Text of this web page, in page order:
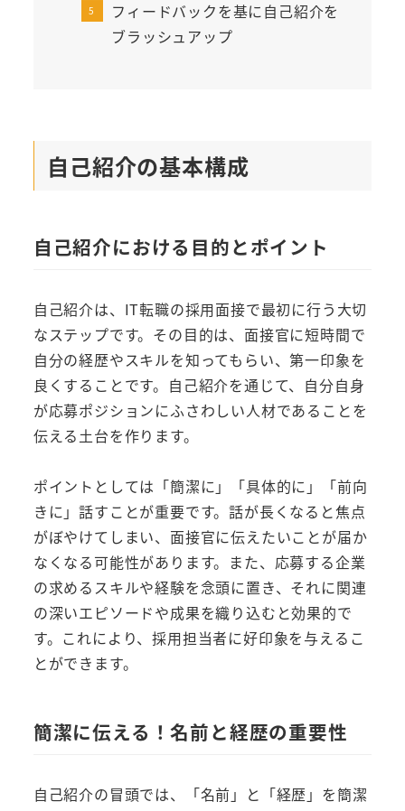
フィードバックを基に自己紹介を
ブラッシュアップ
自己紹介の基本構成
自己紹介における目的とポイント
自己紹介は、IT転職の採用面接で最初に行う大切
なステップです。その目的は、面接官に短時間で
自分の経歴やスキルを知ってもらい、第一印象を
良くすることです。自己紹介を通じて、自分自身
が応募ポジションにふさわしい人材であることを
伝える土台を作ります。
ポイントとしては「簡潔に」「具体的に」「前向
きに」話すことが重要です。話が長くなると焦点
がぼやけてしまい、面接官に伝えたいことが届か
なくなる可能性があります。また、応募する企業
の求めるスキルや経験を念頭に置き、それに関連
の深いエピソードや成果を織り込むと効果的で
す。これにより、採用担当者に好印象を与えるこ
とができます。
簡潔に伝える！名前と経歴の重要性
自己紹介の冒頭では、「名前」と「経歴」を簡潔